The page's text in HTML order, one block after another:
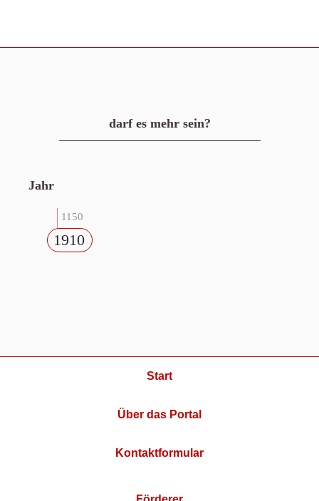
darf es mehr sein?
Jahr
1150
1910
Start
Über das Portal
Kontaktformular